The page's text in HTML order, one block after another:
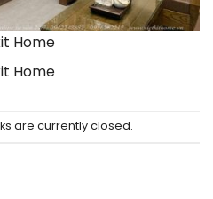
Home
Home
are currently closed.